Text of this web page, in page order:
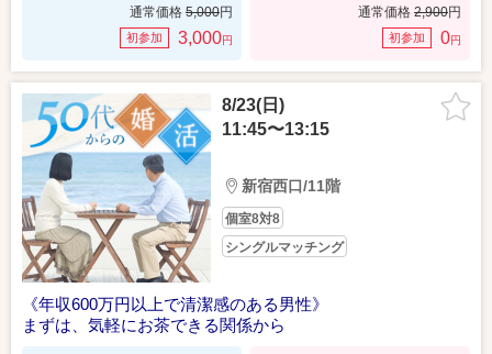
通常価格 5,000円
初参加 3,000円
通常価格 2,900円
初参加 0円
8/23(日)
11:45〜13:15
新宿西口/11階
個室8対8
シングルマッチング
《年収600万円以上で清潔感のある男性》
まずは、気軽にお茶できる関係から